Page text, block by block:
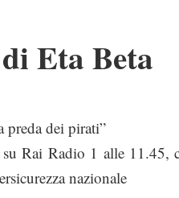
Eta Beta
preda dei pirati”
Rai Radio 1 alle 11.45,
nazionale